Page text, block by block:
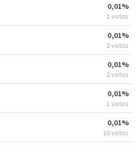
0,01%
1 votos
0,01%
2 votos
0,01%
2 votos
0,01%
1 votos
0,01%
10 votos